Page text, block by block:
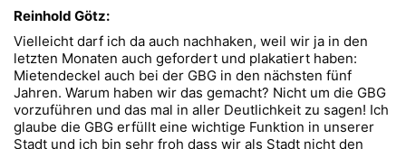
Reinhold Götz:
Vielleicht darf ich da auch nachhaken, weil wir ja in den
letzten Monaten auch gefordert und plakatiert haben:
Mietendeckel auch bei der GBG in den nächsten fünf
Jahren. Warum haben wir das gemacht? Nicht um die GBG
vorzuführen und das mal in aller Deutlichkeit zu sagen! Ich
glaube die GBG erfüllt eine wichtige Funktion in unserer
Stadt und ich bin sehr froh dass wir als Stadt nicht den